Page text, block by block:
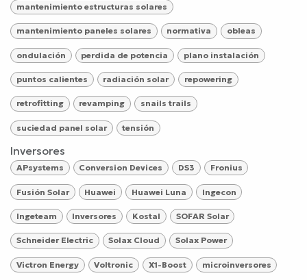
mantenimiento estructuras solares
mantenimiento paneles solares normativa obleas
ondulación perdida de potencia plano instalación
puntos calientes radiación solar repowering
retrofitting revamping snails trails
suciedad panel solar tensión
Inversores
APsystems Conversion Devices DS3 Fronius
Fusión Solar Huawei Huawei Luna Ingecon
Ingeteam Inversores Kostal SOFAR Solar
Schneider Electric Solax Cloud Solax Power
Victron Energy Voltronic X1-Boost microinversores